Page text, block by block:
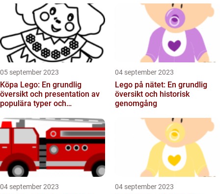
05 september 2023
Köpa Lego: En grundlig
översikt och presentation av
populära typer och
04 september 2023
Lego på nätet: En grundlig
översikt och historisk
genomgång
04 september 2023 04 september 2023